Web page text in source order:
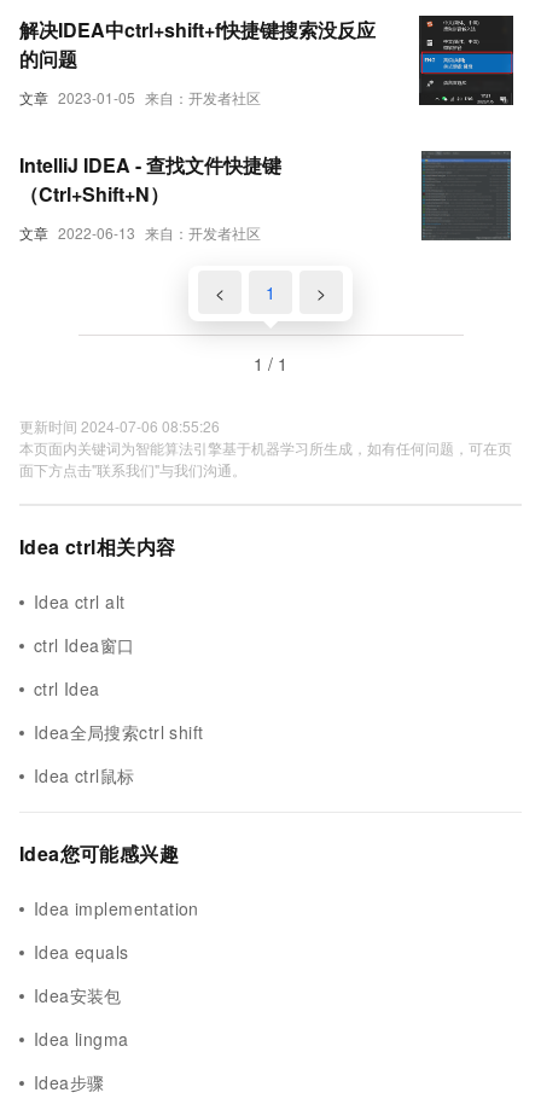
文章 2023-01-05 来自：开发者社区
解决IDEA中ctrl+shift+f快捷键搜索没反应
的问题
文章 2022-06-13 来自：开发者社区
IntelliJ IDEA - 查找文件快捷键
（Ctrl+Shift+N）
< 1 >
1 / 1
更新时间 2024-07-06 08:55:26
本页面内关键词为智能算法引擎基于机器学习所生成，如有任何问题，可在页
面下方点击"联系我们"与我们沟通。
Idea ctrl相关内容
Idea ctrl alt
ctrl Idea窗口
ctrl Idea
Idea全局搜索ctrl shift
Idea ctrl鼠标
Idea您可能感兴趣
Idea implementation
Idea equals
Idea安装包
Idea lingma
Idea步骤